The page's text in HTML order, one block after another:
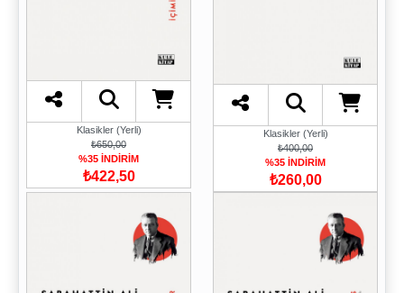
Klasikler (Yerli)
₺650,00
%35 İNDİRİM
₺422,50
Klasikler (Yerli)
₺400,00
%35 İNDİRİM
₺260,00